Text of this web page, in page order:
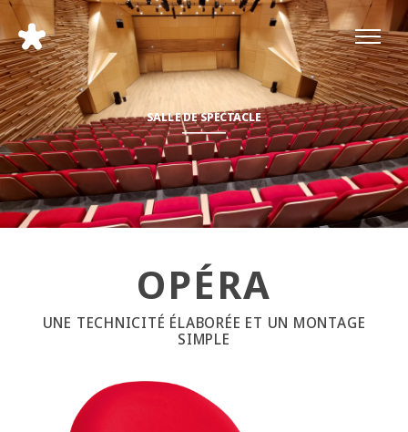
SALLE DE SPECTACLE
OPÉRA
UNE TECHNICITÉ ÉLABORÉE ET UN MONTAGE
SIMPLE